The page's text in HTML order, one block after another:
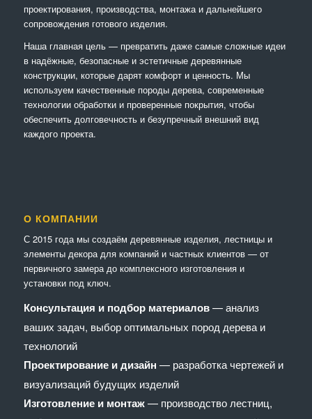
проектирования, производства, монтажа и дальнейшего
сопровождения готового изделия.
Наша главная цель — превратить даже самые сложные идеи
в надёжные, безопасные и эстетичные деревянные
конструкции, которые дарят комфорт и ценность. Мы
используем качественные породы дерева, современные
технологии обработки и проверенные покрытия, чтобы
обеспечить долговечность и безупречный внешний вид
каждого проекта.
О КОМПАНИИ
С 2015 года мы создаём деревянные изделия, лестницы и
элементы декора для компаний и частных клиентов — от
первичного замера до комплексного изготовления и
установки под ключ.
Консультация и подбор материалов— анализ
ваших задач, выбор оптимальных пород дерева и
технологий
Проектирование и дизайн — разработка чертежей и
визуализаций будущих изделий
Изготовление и монтаж— производство лестниц,